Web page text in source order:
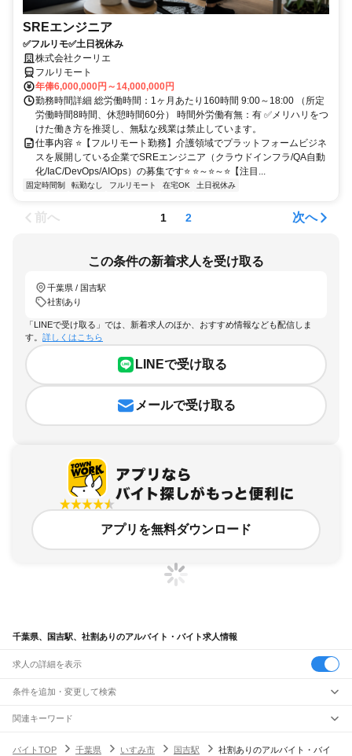
SREエンジニア
✅フルリモ✅土日祝休み
株式会社クーリエ
フルリモート
年俸6,000,000円～14,000,000円
勤務時間詳細 総労働時間：1ヶ月あたり160時間 9:00～18:00 （所定
労働時間8時間、休憩時間60分） 時間外労働有無：有 ✅メリハリをつ
けた働き方を推奨し、無駄な残業は禁止しています。
仕事内容 ⭐【フルリモート勤務】介護領域でプラットフォームビジネ
スを展開している企業でSREエンジニア（クラウドインフラ/QA自動
化/IaC/DevOps/AIOps）の募集です⭐ ⭐～⭐～⭐【注目...
固定時間制 転勤なし フルリモート 在宅OK 土日祝休み
前へ 1 2 次へ
この条件の新着求人を受け取る
千葉県 / 国吉駅
社割あり
「LINEで受け取る」では、新着求人のほか、おすすめ情報なども配信しま
す。 詳しくはこちら
LINEで受け取る
メールで受け取る
アプリを無料ダウンロード
千葉県、国吉駅、社割ありのアルバイト・バイト求人情報
求人の詳細を表示
条件を追加・変更して検索
市区町村を追加・変更
千葉県すべて
駅を追加・変更
関連キーワード
バイトTOP
千葉県 いすみ市 国吉駅 社割ありのアルバイト・バイ